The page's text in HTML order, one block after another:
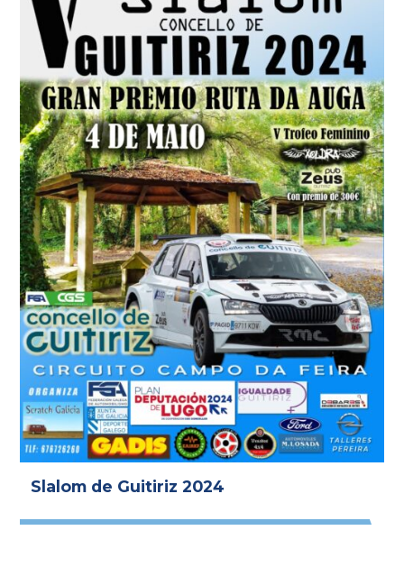
Slalom de Guitiriz 2024